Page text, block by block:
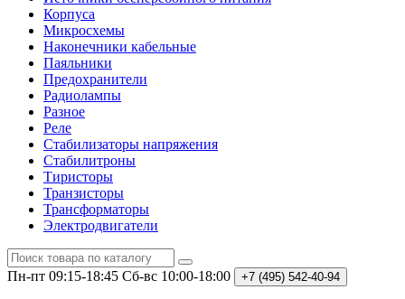
Корпуса
Микросхемы
Наконечники кабельные
Паяльники
Предохранители
Радиолампы
Разное
Реле
Стабилизаторы напряжения
Стабилитроны
Тиристоры
Транзисторы
Трансформаторы
Электродвигатели
Пн-пт 09:15-18:45 Сб-вс 10:00-18:00 +7 (495) 542-40-94